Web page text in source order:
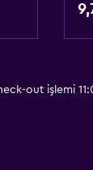
out işlemi